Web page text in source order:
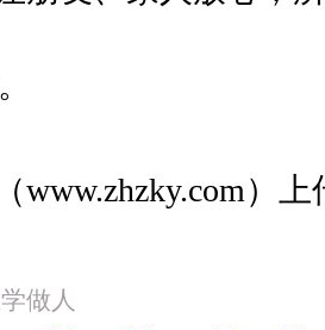
www.zhzky.com）上
做人